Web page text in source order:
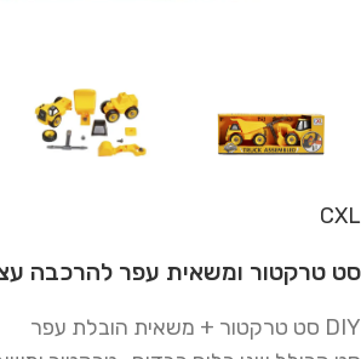
CXL
סט טרקטור ומשאית עפר להרכבה
DIY סט טרקטור + משאית הובלת עפר